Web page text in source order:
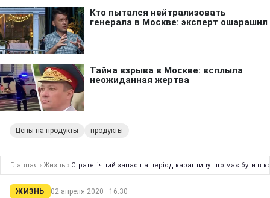
Цены на продукты продукты
Главная › Жизнь › Стратегічний запас на період карантину: що має бути в
ЖИЗНЬ 02 апреля 2020 · 16:30